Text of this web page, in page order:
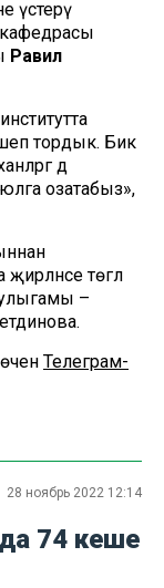
үстерү
кафедрасы
Равилә
тордык. Бик
дә
озатабыз»,
төгәл
–
Телеграм-
28 ноябрь 2022 12:14
74 кеше